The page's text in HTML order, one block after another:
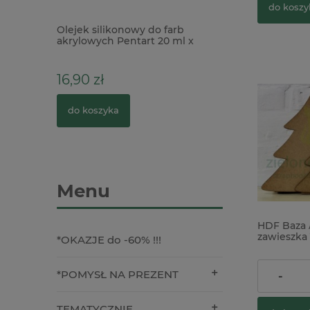
Olejek silikonowy do farb
akrylowych Pentart 20 ml x
16,90 zł
do koszyka
Nożyczki Tonic
Haberdashery
Menu
*OKAZJE do -60% !!!
*POMYSŁ NA PREZENT
do
HDF
zawieszka
3,50 zł
-